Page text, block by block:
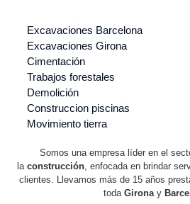
Excavaciones Barcelona
Excavaciones Girona
Cimentación
Trabajos forestales
Demolición
Construccion piscinas
Movimiento tierra
Somos una empresa líder en el
la construcción, enfocada en brindar
clientes. Llevamos más de 15 años
toda Gironay